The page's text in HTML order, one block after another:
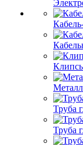
Труба
Труба